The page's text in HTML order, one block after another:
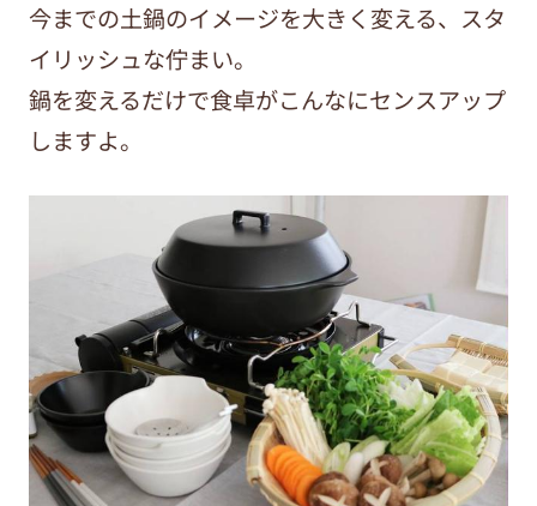
今までの土鍋のイメージを大きく変える、スタ
イリッシュな佇まい。
鍋を変えるだけで食卓がこんなにセンスアップ
しますよ。